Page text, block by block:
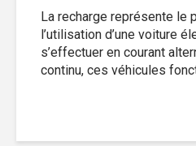
La recharge représente le
l’utilisation d’une voiture
s’effectuer en courant
continu, ces véhicules